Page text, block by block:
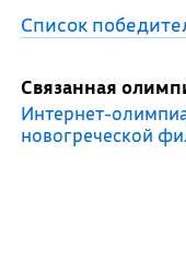
Список
Связанная
Интернет-
новогреческой